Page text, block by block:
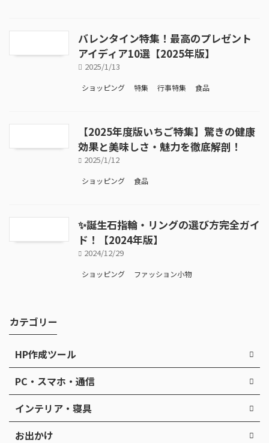
バレンタイン特集！最高のプレゼント
アイディア10選【2025年版】
2025/1/13
ショッピング 特集 行事特集 食品
【2025年度版いちご特集】驚きの健康
効果と美味しさ・魅力を徹底解剖！
2025/1/12
ショッピング 食品
✨誕生石指輪・リングの選び方完全ガイ
ド！【2024年版】
2024/12/29
ショッピング ファッション小物
カテゴリー
HP作成ツール
PC・スマホ・通信
インテリア・寝具
お出かけ